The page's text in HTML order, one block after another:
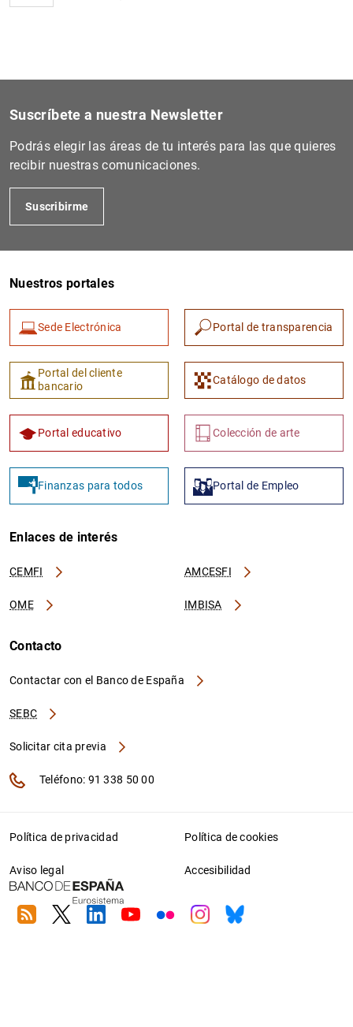
Suscríbete a nuestra Newsletter
Podrás elegir las áreas de tu interés para las que quieres
recibir nuestras comunicaciones.
Suscribirme
Nuestros portales
Sede Electrónica Portal de transparencia
Portal del cliente
bancario
Catálogo de datos
Portal educativo Colección de arte
Finanzas para todos Portal de Empleo
Enlaces de interés
CEMFI AMCESFI
OME IMBISA
Contacto
Contactar con el Banco de España
SEBC
Solicitar cita previa
Teléfono: 91 338 50 00
Política de privacidad Política de cookies
Aviso legal Accesibilidad
RSS TwitterLinkedin
YoutubeFlickrInstagram
Bluesky